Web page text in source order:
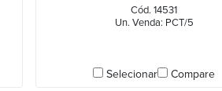
Cód. 14531
Un. Venda: PCT/5
Selecionar Compare